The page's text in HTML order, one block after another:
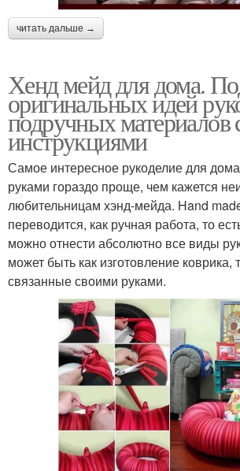
читать дальше →
Хенд мейд для дома.
оригинальных идей
подручных материалов
инструкциями
Самое интересное рукоделие для
руками гораздо проще, чем кажется
любительницам хэнд-мейда. Hand
переводится, как ручная работа, то
можно отнести абсолютно все виды
может быть как изготовление коврика,
связанные своими руками.